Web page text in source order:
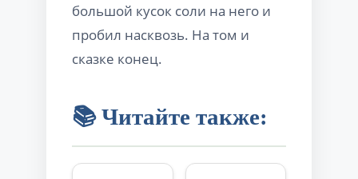
большой кусок соли на него и
пробил насквозь. На том и
сказке конец.
📚 Читайте также: